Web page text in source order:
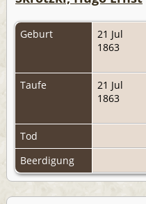
Geburt
21 Jul
1863
Taufe
21 Jul
1863
Tod
Beerdigung